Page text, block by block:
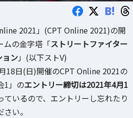
B!
2021」(CPT Online 2021)の開
ムの金字塔「ストリートファイター
ョン」(以下ストV)
18日(日)開催のCPT Online 2021の
1」のエントリー締切は2021年4月1
ているので、エントリーし忘れたり
い。